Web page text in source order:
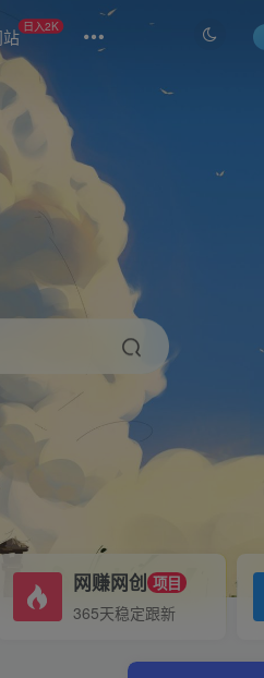
日入2K
网赚网创 项目
365天稳定跟新